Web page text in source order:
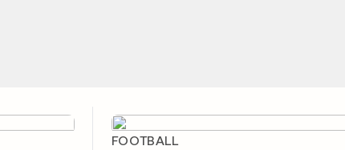
FOOTBALL